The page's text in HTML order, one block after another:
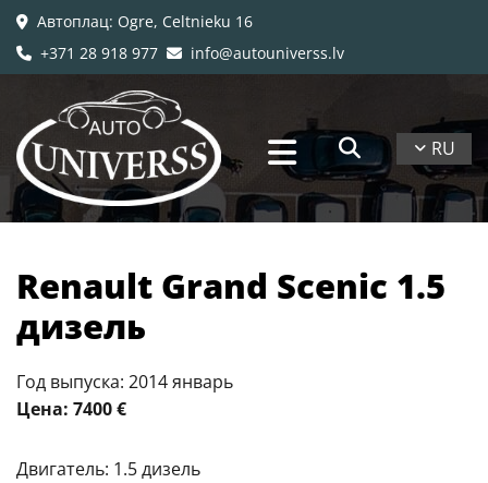
 Автоплац: Ogre, Celtnieku 16
 +371 28 918 977  info@autouniverss.lv
RU
Renault Grand Scenic 1.5
дизель
Год выпуска: 2014 январь
Цена: 7400 €
Двигатель: 1.5 дизель